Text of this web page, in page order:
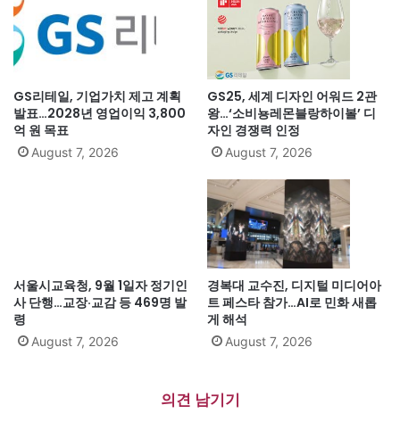
GS리테일, 기업가치 제고 계획
발표…2028년 영업이익 3,800
억 원 목표
August 7, 2026
GS25, 세계 디자인 어워드 2관
왕…‘소비뇽레몬블랑하이볼’ 디
자인 경쟁력 인정
August 7, 2026
서울시교육청, 9월 1일자 정기인
사 단행…교장·교감 등 469명 발
령
August 7, 2026
경복대 교수진, 디지털 미디어아
트 페스타 참가…AI로 민화 새롭
게 해석
August 7, 2026
의견 남기기